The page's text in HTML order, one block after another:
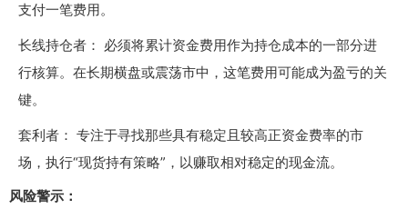
支付一笔费用。
长线持仓者： 必须将累计资金费用作为持仓成本的一部分进
行核算。在长期横盘或震荡市中，这笔费用可能成为盈亏的关
键。
套利者： 专注于寻找那些具有稳定且较高正资金费率的市
场，执行“现货持有策略”，以赚取相对稳定的现金流。
风险警示：